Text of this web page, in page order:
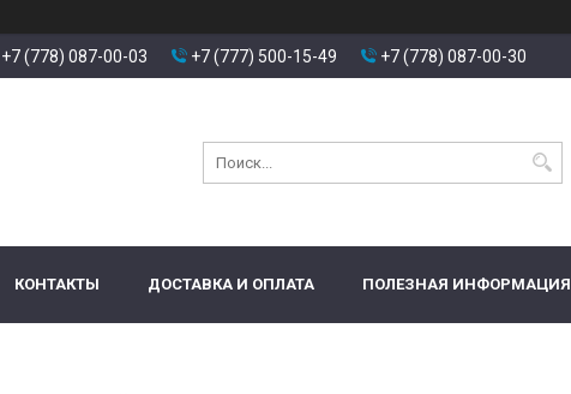
+7 (778) 087-00-03 +7 (777) 500-15-49 +7 (778) 087-00-30
КОНТАКТЫ ДОСТАВКА И ОПЛАТА ПОЛЕЗНАЯ ИНФОРМАЦИЯ